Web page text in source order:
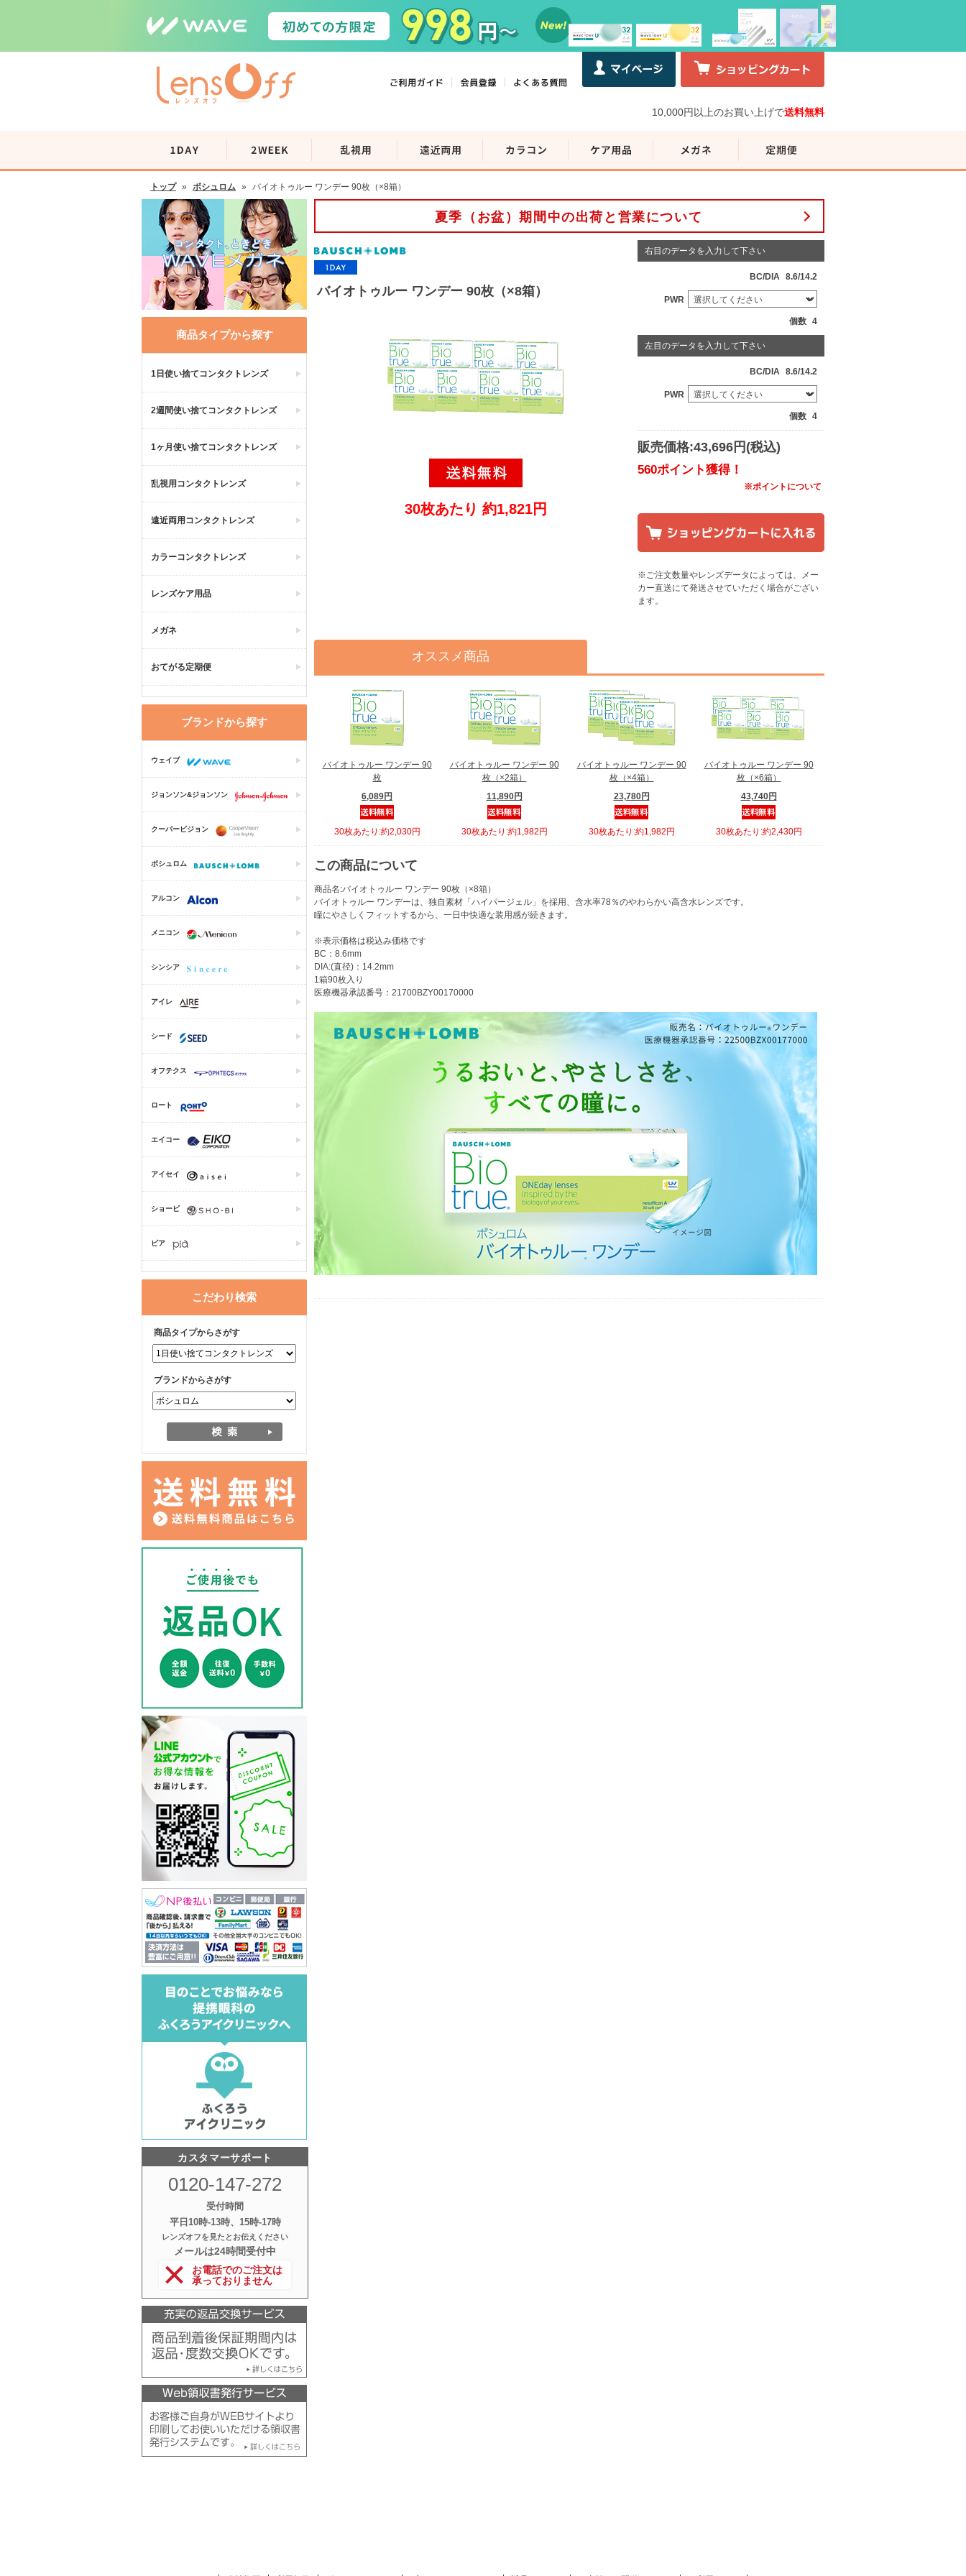
10,000円以上のお買い上げで送料無料
トップ » ボシュロム » バイオトゥルー ワンデー 90枚（×8箱）
商品タイプから探す
1日使い捨てコンタクトレンズ
2週間使い捨てコンタクトレンズ
1ヶ月使い捨てコンタクトレンズ
乱視用コンタクトレンズ
遠近両用コンタクトレンズ
カラーコンタクトレンズ
レンズケア用品
メガネ
おてがる定期便
ブランドから探す
ウェイブ
ジョンソン&ジョンソン
クーパービジョン
ボシュロム
アルコン
メニコン
シンシア
アイレ
シード
オフテクス
ロート
エイコー
アイセイ
ショービ
ピア
こだわり検索
商品タイプからさがす
ブランドからさがす
カスタマーサポート
0120-147-272
受付時間
平日10時‐13時、15時‐17時
レンズオフを見たとお伝えください
メールは24時間受付中
お電話でのご注文は
承っておりません
夏季（お盆）期間中の出荷と営業について
バイオトゥルー ワンデー 90枚（×8箱）
30枚あたり 約1,821円
右目のデータを入力して下さい
BC/DIA 8.6/14.2
PWR
個数 4
左目のデータを入力して下さい
BC/DIA 8.6/14.2
PWR
個数 4
販売価格:43,696円(税込)
560ポイント獲得！
※ポイントについて
※ご注文数量やレンズデータによっては、メー
カー直送にて発送させていただく場合がござい
ます。
オススメ商品
バイオトゥルー ワンデー 90
枚
6,089円
30枚あたり:約2,030円
バイオトゥルー ワンデー 90
枚（×2箱）
11,890円
30枚あたり:約1,982円
バイオトゥルー ワンデー 90
枚（×4箱）
23,780円
30枚あたり:約1,982円
バイオトゥルー ワンデー 90
枚（×6箱）
43,740円
30枚あたり:約2,430円
この商品について
商品名:バイオトゥルー ワンデー 90枚（×8箱）
バイオトゥルー ワンデーは、独自素材「ハイパージェル」を採用、含水率78％のやわらかい高含水レンズです。
瞳にやさしくフィットするから、一日中快適な装用感が続きます。
※表示価格は税込み価格です
BC：8.6mm
DIA:(直径)：14.2mm
1箱90枚入り
医療機器承認番号：21700BZY00170000